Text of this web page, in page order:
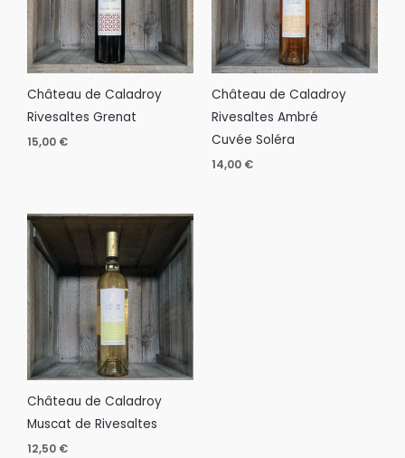
Château de Caladroy
Rivesaltes Grenat
15,00 €
Château de Caladroy
Rivesaltes Ambré
Cuvée Soléra
14,00 €
Château de Caladroy
Muscat de Rivesaltes
12,50 €